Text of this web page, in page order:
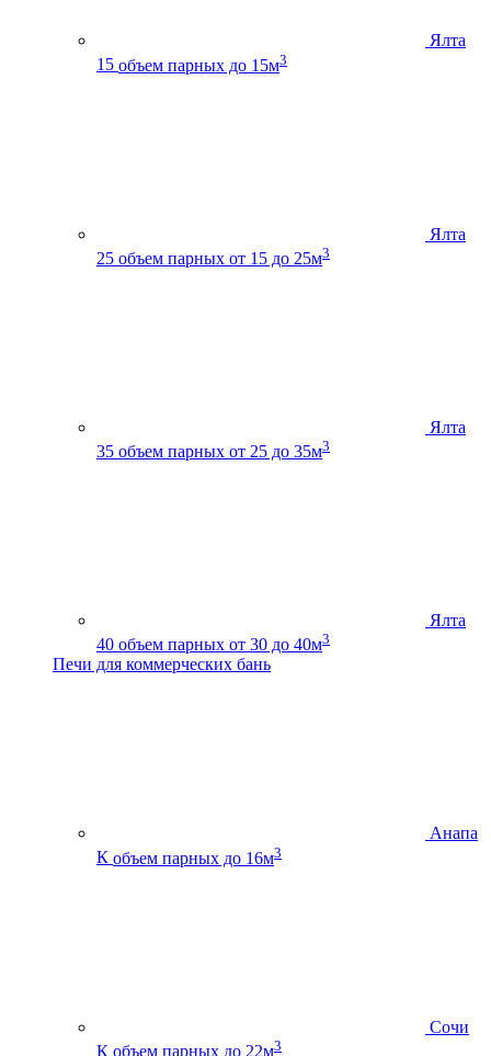
Ялта
15 объем парных до 15м3
Ялта
25 объем парных от 15 до 25м3
Ялта
35 объем парных от 25 до 35м3
Ялта
40 объем парных от 30 до 40м3
Печи для коммерческих бань
Анапа
К объем парных до 16м3
Сочи
К объем парных до 22м3